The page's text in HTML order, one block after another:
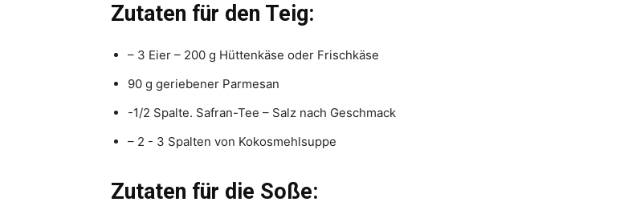
Zutaten für den Teig:
– 3 Eier – 200 g Hüttenkäse oder Frischkäse
90 g geriebener Parmesan
-1/2 Spalte. Safran-Tee – Salz nach Geschmack
– 2 - 3 Spalten von Kokosmehlsuppe
Zutaten für die Soße: